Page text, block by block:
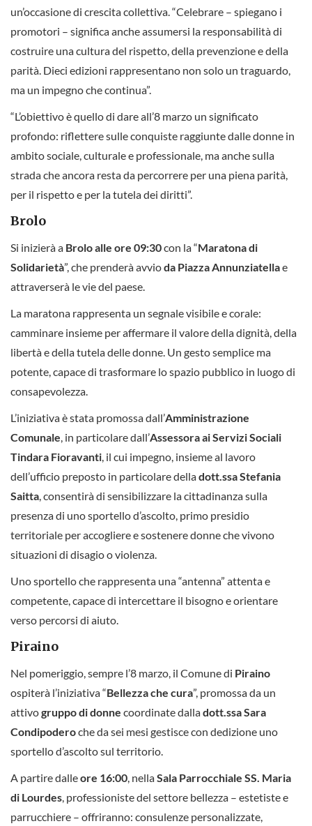
un’occasione di crescita collettiva. “Celebrare – spiegano i
promotori – significa anche assumersi la responsabilità di
costruire una cultura del rispetto, della prevenzione e della
parità. Dieci edizioni rappresentano non solo un traguardo,
ma un impegno che continua”.
“L’obiettivo è quello di dare all’8 marzo un significato
profondo: riflettere sulle conquiste raggiunte dalle donne in
ambito sociale, culturale e professionale, ma anche sulla
strada che ancora resta da percorrere per una piena parità,
per il rispetto e per la tutela dei diritti”.
Brolo
Si inizierà a Brolo alle ore 09:30con la “Maratona di
Solidarietà”, che prenderà avvioda Piazza Annunziatellae
attraverserà le vie del paese.
La maratona rappresenta un segnale visibile e corale:
camminare insieme per affermare il valore della dignità, della
libertà e della tutela delle donne. Un gesto semplice ma
potente, capace di trasformare lo spazio pubblico in luogo di
consapevolezza.
L’iniziativa è stata promossa dall’Amministrazione
Comunale, in particolare dall’Assessora ai Servizi Sociali
Tindara Fioravanti, il cui impegno, insieme al lavoro
dell’ufficio preposto in particolare delladott.ssa Stefania
Saitta, consentirà di sensibilizzare la cittadinanza sulla
presenza di uno sportello d’ascolto, primo presidio
territoriale per accogliere e sostenere donne che vivono
situazioni di disagio o violenza.
Uno sportello che rappresenta una “antenna” attenta e
competente, capace di intercettare il bisogno e orientare
verso percorsi di aiuto.
Piraino
Nel pomeriggio, sempre l’8 marzo, il Comune di Piraino
ospiterà l’iniziativa “Bellezza che cura”, promossa da un
attivogruppo di donne coordinate dalladott.ssa Sara
Condipoderoche da sei mesi gestisce con dedizione uno
sportello d’ascolto sul territorio.
A partire dalleore 16:00, nellaSala Parrocchiale SS. Maria
di Lourdes, professioniste del settore bellezza – estetiste e
parrucchiere – offriranno: consulenze personalizzate,